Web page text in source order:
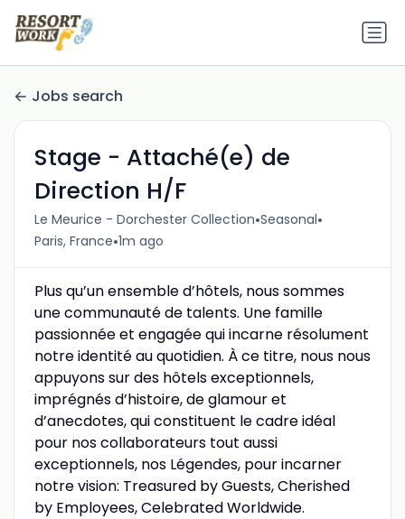
Jobs search
Stage - Attaché(e) de
Direction H/F
Le Meurice - Dorchester Collection•Seasonal•
Paris, France•1m ago
Plus qu’un ensemble d’hôtels, nous sommes
une communauté de talents. Une famille
passionnée et engagée qui incarne résolument
notre identité au quotidien. À ce titre, nous nous
appuyons sur des hôtels exceptionnels,
imprégnés d’histoire, de glamour et
d’anecdotes, qui constituent le cadre idéal
pour nos collaborateurs tout aussi
exceptionnels, nos Légendes, pour incarner
notre vision: Treasured by Guests, Cherished
by Employees, Celebrated Worldwide.